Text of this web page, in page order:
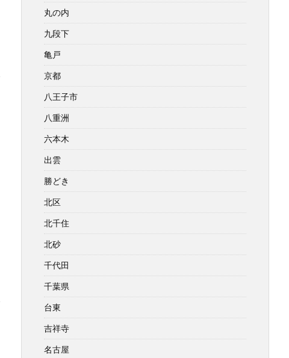
丸の内
九段下
亀戸
京都
八王子市
八重洲
六本木
出雲
勝どき
北区
北千住
北砂
千代田
千葉県
台東
吉祥寺
名古屋